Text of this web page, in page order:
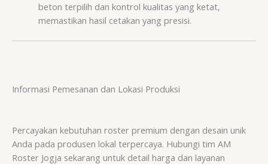
beton terpilih dan kontrol kualitas yang ketat,
memastikan hasil cetakan yang presisi.
Informasi Pemesanan dan Lokasi Produksi
Percayakan kebutuhan roster premium dengan desain unik
Anda pada produsen lokal terpercaya. Hubungi tim AM
Roster Jogja sekarang untuk detail harga dan layanan